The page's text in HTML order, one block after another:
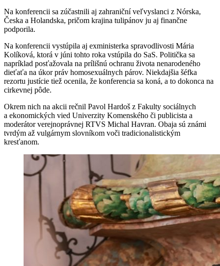
Na konferencii sa zúčastnili aj zahraniční veľvyslanci z Nórska,
Česka a Holandska, pričom krajina tulipánov ju aj finančne
podporila.
Na konferencii vystúpila aj exministerka spravodlivosti Mária
Kolíková, ktorá v júni tohto roka vstúpila do SaS. Politička sa
napríklad posťažovala na prílišnú ochranu života nenarodeného
dieťaťa na úkor práv homosexuálnych párov. Niekdajšia šéfka
rezortu justície tiež ocenila, že konferencia sa koná, a to dokonca na
cirkevnej pôde.
Okrem nich na akcii rečnil Pavol Hardoš z Fakulty sociálnych
a ekonomických vied Univerzity Komenského či publicista a
moderátor verejnoprávnej RTVS Michal Havran. Obaja sú známi
tvrdým až vulgárnym slovníkom voči tradicionalistickým
kresťanom.